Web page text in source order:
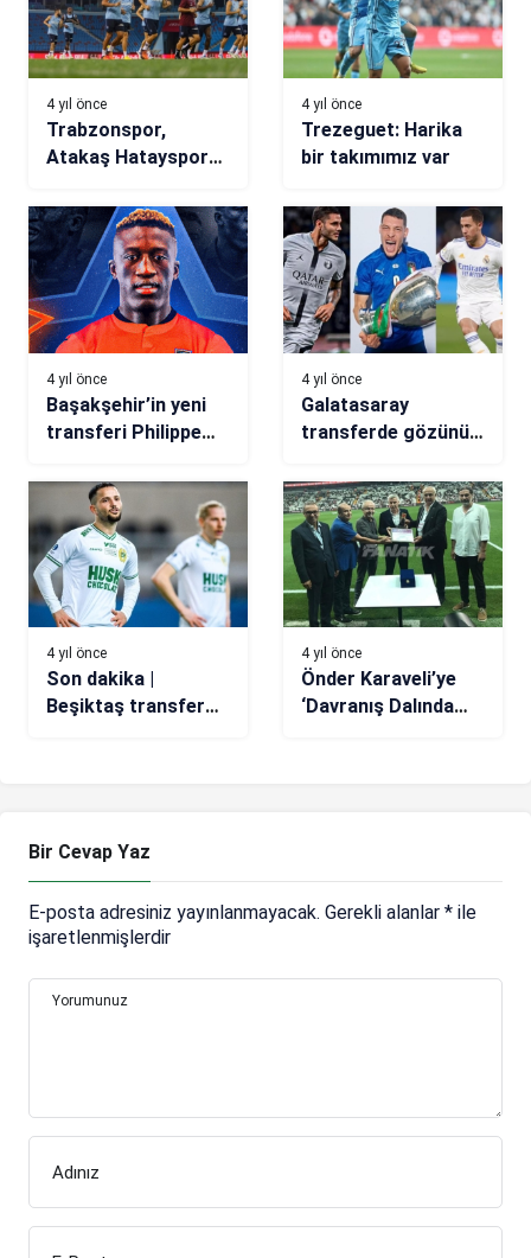
4 yıl önce
Trabzonspor,
Atakaş Hatayspor
tamamladı
4 yıl önce
Trezeguet: Harika
bir takımımız var
4 yıl önce
Başakşehir’in yeni
transferi Philippe
hakkında konuşmak
istemiyorum
4 yıl önce
Galatasaray
transferde gözünü
Hazard, Icardi…
4 yıl önce
Son dakika |
Beşiktaş transfer
4 yıl önce
Önder Karaveli’ye
‘Davranış Dalında
Bir Cevap Yaz
E-posta adresiniz yayınlanmayacak. Gerekli alanlar * ile
işaretlenmişlerdir
Yorumunuz
Adınız